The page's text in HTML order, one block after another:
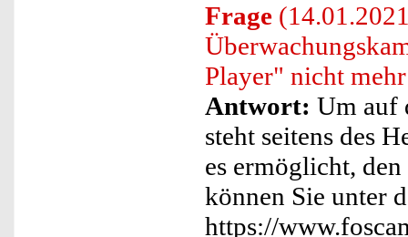
Frage
Player" nicht
Antwort: Um auf
steht seitens des
es ermöglicht,
können Sie unter
https://